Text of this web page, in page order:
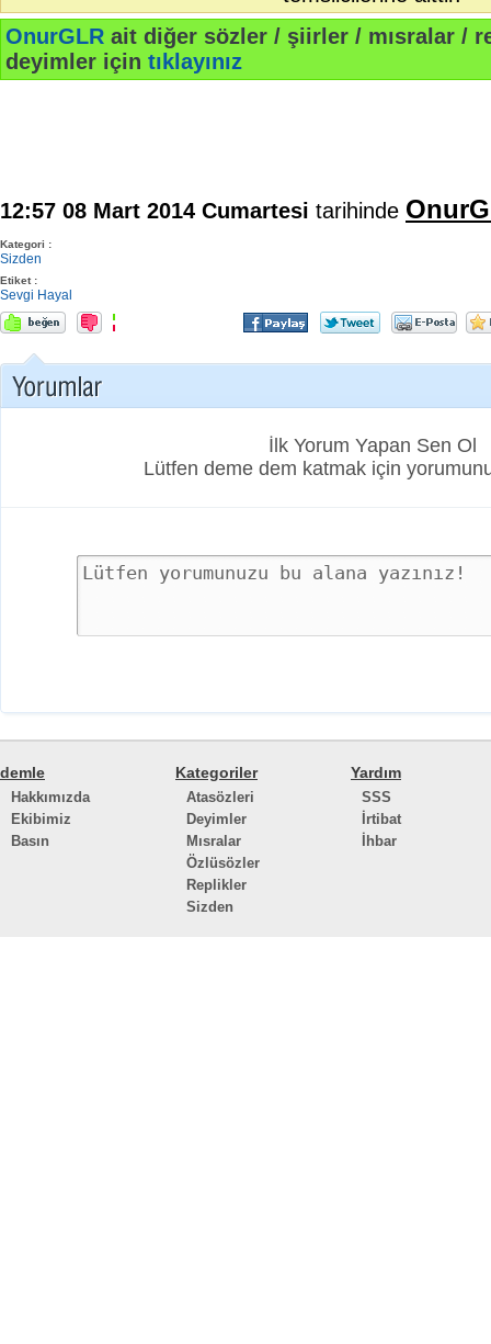
OnurGLR ait diğer sözler / şiirler / mısralar /
deyimler için tıklayınız
12:57 08 Mart 2014 Cumartesi tarihinde
Kategori :
Sizden
Etiket :
Sevgi Hayal
İlk Yorum Yapan Sen Ol
Lütfen deme dem katmak için
demle
Hakkımızda
Ekibimiz
Basın
Kategoriler
Atasözleri
Deyimler
Mısralar
Özlüsözler
Replikler
Sizden
Yardım
SSS
İrtibat
İhbar